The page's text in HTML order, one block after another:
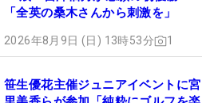
「全英の桑木さんから刺激を」
2026年8月9日 (日) 13時53分 1
笹生優花主催ジュニアイベントに宮